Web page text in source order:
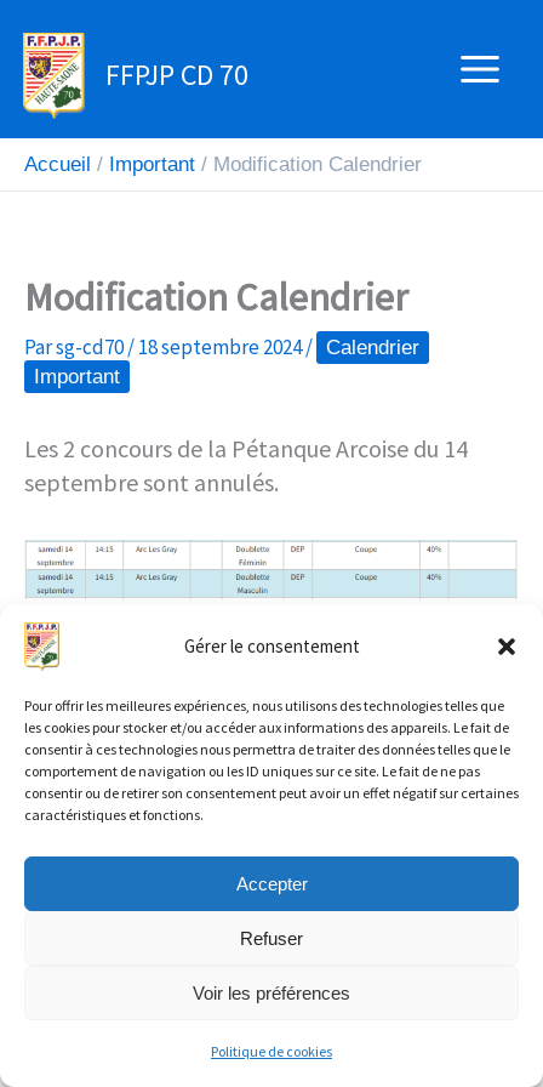
Gérer le consentement
Pour offrir les meilleures expériences, nous utilisons des technologies telles que
les cookies pour stocker et/ou accéder aux informations des appareils. Le fait de
consentir à ces technologies nous permettra de traiter des données telles que le
comportement de navigation ou les ID uniques sur ce site. Le fait de ne pas
consentir ou de retirer son consentement peut avoir un effet négatif sur certaines
caractéristiques et fonctions.
Accepter
Refuser
Voir les préférences
Politique de cookies
contenu
FFPJP CD 70
Accueil Important Modification Calendrier
Modification Calendrier
Parsg-cd70/18 septembre 2024/ Calendrier
Important
Les 2 concours de la Pétanque Arcoise du 14
septembre sont annulés.
←Article précédent Article suivant→
Copyright © 2026 FFPJP CD 70 | Propulsé par